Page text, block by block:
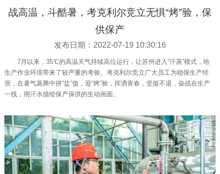
战高温，斗酷暑，考克利尔竞立无惧“烤”验，保
供保产
发布日期：2022-07-19 10:30:16
7月以来，35℃的高温天气持续高位运行，让苏州进入“汗蒸”模式，给
生产作业环境带来了较严重的考验。考克利尔竞立广大员工为稳保生产经
营，在暑气蒸腾中拼“盐”值，迎“烤”验，挥洒青春，坚挺不退，奋战在生产
一线，用汗水描绘保产保供的生动画面。